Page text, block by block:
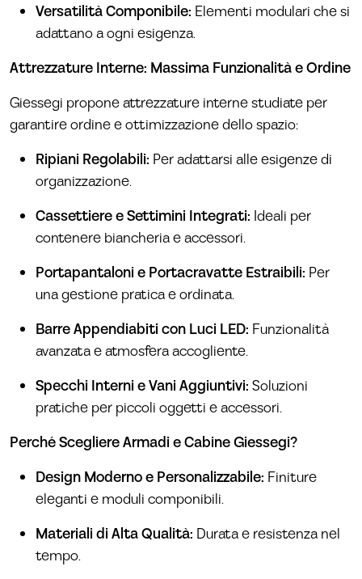
Versatilità Componibile: Elementi modulari che si
adattano a ogni esigenza.
Attrezzature Interne: Massima Funzionalità e Ordine
Giessegi propone attrezzature interne studiate per
garantire ordine e ottimizzazione dello spazio:
Ripiani Regolabili: Per adattarsi alle esigenze di
organizzazione.
Cassettiere e Settimini Integrati: Ideali per
contenere biancheria e accessori.
Portapantaloni e Portacravatte Estraibili: Per
una gestione pratica e ordinata.
Barre Appendiabiti con Luci LED: Funzionalità
avanzata e atmosfera accogliente.
Specchi Interni e Vani Aggiuntivi: Soluzioni
pratiche per piccoli oggetti e accessori.
Perché Scegliere Armadi e Cabine Giessegi?
Design Moderno e Personalizzabile: Finiture
eleganti e moduli componibili.
Materiali di Alta Qualità: Durata e resistenza nel
tempo.